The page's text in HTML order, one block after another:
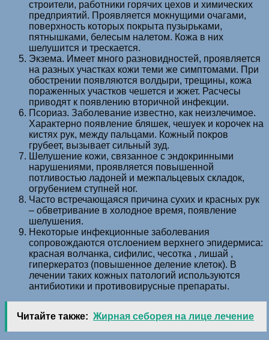
строители, работники горячих цехов и химических
предприятий. Проявляется мокнущими очагами,
поверхность которых покрыта пузырьками,
пятнышками, белесым налетом. Кожа в них
шелушится и трескается.
Экзема. Имеет много разновидностей, проявляется
на разных участках кожи теми же симптомами. При
обострении появляются волдыри, трещины, кожа
пораженных участков чешется и жжет. Расчесы
приводят к появлению вторичной инфекции.
Псориаз. Заболевание известно, как неизлечимое.
Характерно появление бляшек, чешуек и корочек на
кистях рук, между пальцами. Кожный покров
грубеет, вызывает сильный зуд.
Шелушение кожи, связанное с эндокринными
нарушениями, проявляется повышенной
потливостью ладоней и межпальцевых складок,
огрубением ступней ног.
Часто встречающаяся причина сухих и красных рук
– обветривание в холодное время, появление
шелушения.
Некоторые инфекционные заболевания
сопровождаются отслоением верхнего эпидермиса:
красная волчанка, сифилис, чесотка , лишай ,
гиперкератоз (повышенное деление клеток). В
лечении таких кожных патологий используются
антибиотики и противовирусные препараты.
Читайте также: Жирная себорея на лице лечение